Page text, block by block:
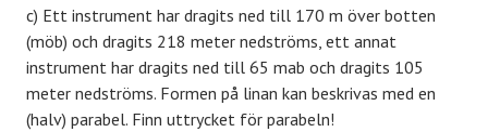
c) Ett instrument har dragits ned till 170 m över botten
(möb) och dragits 218 meter nedströms, ett annat
instrument har dragits ned till 65 mab och dragits 105
meter nedströms. Formen på linan kan beskrivas med en
(halv) parabel. Finn uttrycket för parabeln!